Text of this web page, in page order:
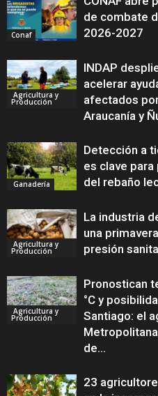
Conaf
de combate
2026-2027
Agricultura y
Producción
INDAP
acelerar
afectados
Araucanía y
Ganadería
Detección a
es clave
del rebaño
Agricultura y
Producción
La industria
una
presión
Agricultura y
Producción
Pronostican
°C y
Santiago: el
de...
23